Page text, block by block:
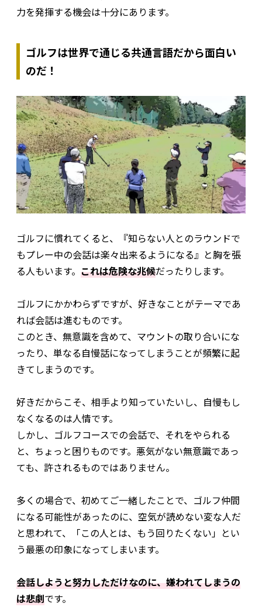
力を発揮する機会は十分にあります。
ゴルフは世界で通じる共通言語だから面白い
のだ！
ゴルフに慣れてくると、『知らない人とのラウンドで
もプレー中の会話は楽々出来るようになる』と胸を張
る人もいます。 これは危険な兆候だったりします。
ゴルフにかかわらずですが、好きなことがテーマであ
れば会話は進むものです。
このとき、無意識を含めて、マウントの取り合いにな
ったり、単なる自慢話になってしまうことが頻繁に起
きてしまうのです。
好きだからこそ、相手より知っていたいし、自慢もし
なくなるのは人情です。
しかし、ゴルフコースでの会話で、それをやられる
と、ちょっと困りものです。悪気がない無意識であっ
ても、許されるものではありません。
多くの場合で、初めてご一緒したことで、ゴルフ仲間
になる可能性があったのに、空気が読めない変な人だ
と思われて、「この人とは、もう回りたくない」とい
う最悪の印象になってしまいます。
会話しようと努力しただけなのに、嫌われてしまうの
は悲劇です。